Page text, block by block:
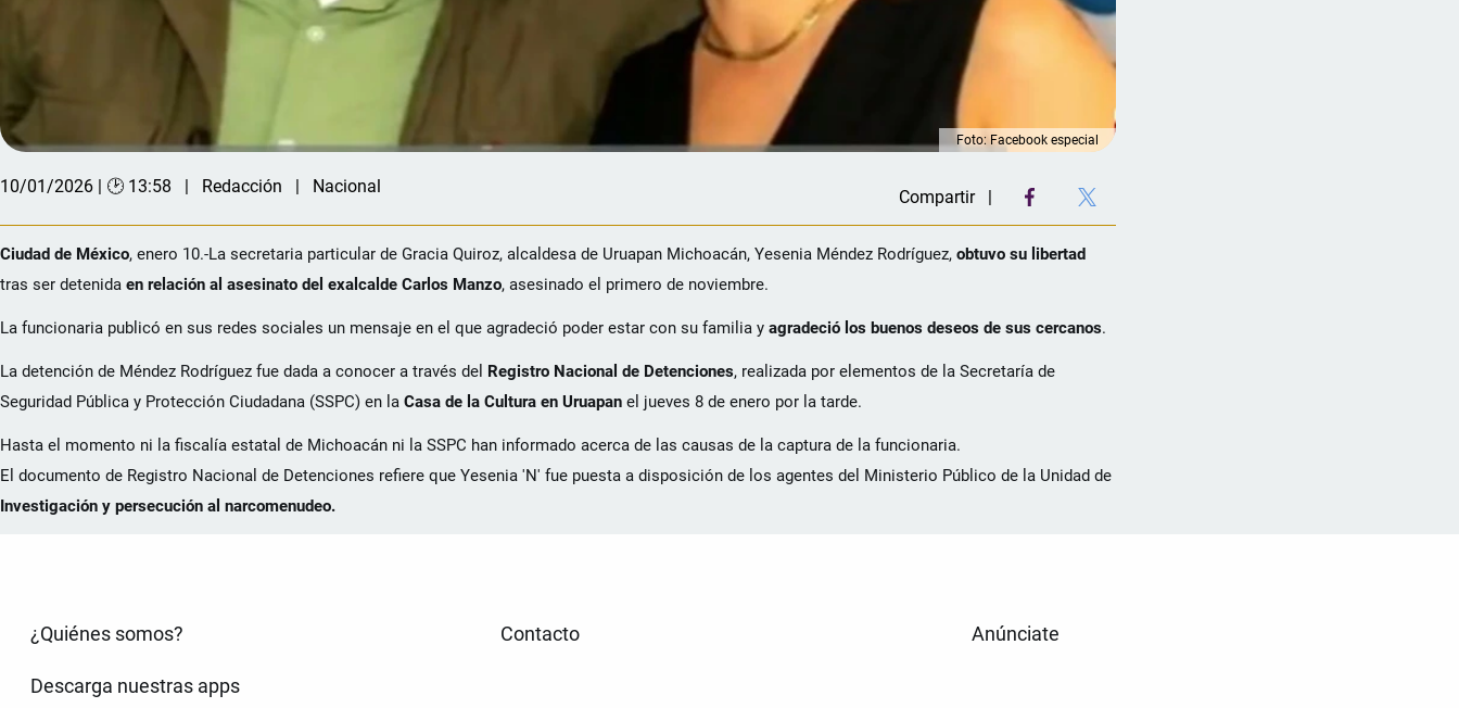
Foto: Facebook especial
10/01/2026 | 🕑 13:58 Redacción Nacional
Compartir
Ciudad de México, enero 10.-La secretaria particular de Gracia Quiroz, alcaldesa de Uruapan Michoacán, Yesenia Méndez Rodríguez, obtuvo su libertad
tras ser detenida en relación al asesinato del exalcalde Carlos Manzo, asesinado el primero de noviembre.
La funcionaria publicó en sus redes sociales un mensaje en el que agradeció poder estar con su familia y agradeció los buenos deseos de sus cercanos.
La detención de Méndez Rodríguez fue dada a conocer a través del Registro Nacional de Detenciones, realizada por elementos de la Secretaría de
Seguridad Pública y Protección Ciudadana (SSPC) en la Casa de la Cultura en Uruapan el jueves 8 de enero por la tarde.
Hasta el momento ni la fiscalía estatal de Michoacán ni la SSPC han informado acerca de las causas de la captura de la funcionaria.
El documento de Registro Nacional de Detenciones refiere que Yesenia 'N' fue puesta a disposición de los agentes del Ministerio Público de la Unidad de
Investigación y persecución al narcomenudeo.
¿Quiénes somos? Contacto Anúnciate
Descarga nuestras apps